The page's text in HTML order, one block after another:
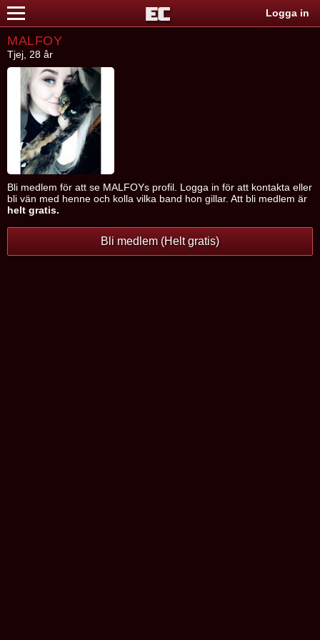
Logga in
MALFOY
Tjej, 28 år
Bli medlem för att se MALFOYs profil. Logga in för att kontakta eller
bli vän med henne och kolla vilka band hon gillar. Att bli medlem är
helt gratis.
Bli medlem (Helt gratis)